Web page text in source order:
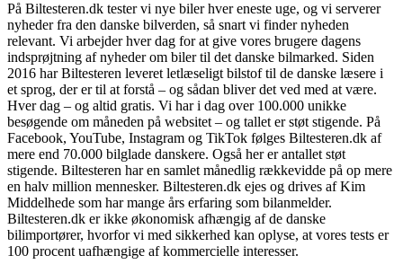
På Biltesteren.dk tester vi nye biler hver eneste uge, og vi serverer
nyheder fra den danske bilverden, så snart vi finder nyheden
relevant. Vi arbejder hver dag for at give vores brugere dagens
indsprøjtning af nyheder om biler til det danske bilmarked. Siden
2016 har Biltesteren leveret letlæseligt bilstof til de danske læsere i
et sprog, der er til at forstå – og sådan bliver det ved med at være.
Hver dag – og altid gratis. Vi har i dag over 100.000 unikke
besøgende om måneden på websitet – og tallet er støt stigende. På
Facebook, YouTube, Instagram og TikTok følges Biltesteren.dk af
mere end 70.000 bilglade danskere. Også her er antallet støt
stigende. Biltesteren har en samlet månedlig rækkevidde på op mere
en halv million mennesker. Biltesteren.dk ejes og drives af Kim
Middelhede som har mange års erfaring som bilanmelder.
Biltesteren.dk er ikke økonomisk afhængig af de danske
bilimportører, hvorfor vi med sikkerhed kan oplyse, at vores tests er
100 procent uafhængige af kommercielle interesser.